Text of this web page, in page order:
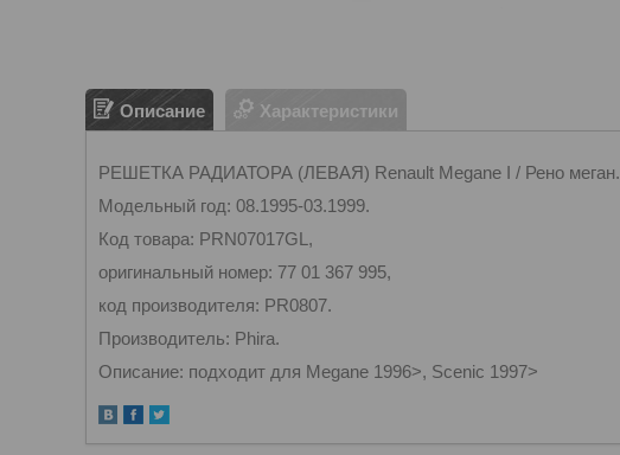
Описание Характеристики
РЕШЕТКА РАДИАТОРА (ЛЕВАЯ) Renault Megane I / Рено меган.
Модельный год: 08.1995-03.1999.
Код товара: PRN07017GL,
оригинальный номер: 77 01 367 995,
код производителя: PR0807.
Производитель: Phira.
Описание: подходит для Megane 1996>, Scenic 1997>